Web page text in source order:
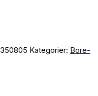
Kategorier: Bore-